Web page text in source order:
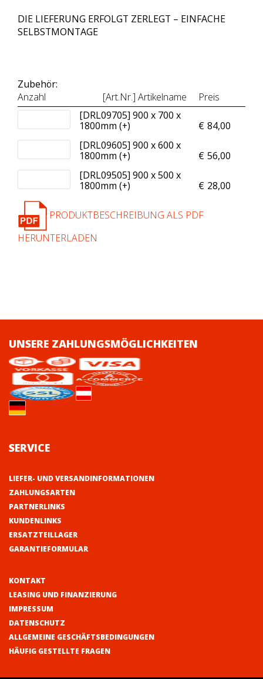
DIE LIEFERUNG ERFOLGT ZERLEGT – EINFACHE
SELBSTMONTAGE
Zubehör:
Anzahl
[Art.Nr.] Artikelname
Preis
[DRL09705] 900 x 700 x
1800mm (+
€ 84,00
)
[DRL09605] 900 x 600 x
1800mm (+
€ 56,00
)
[DRL09505] 900 x 500 x
1800mm (+
€ 28,00
)
PRODUKTBESCHREIBUNG ALS PDF
HERUNTERLADEN
UNSERE ZAHLUNGSMÖGLICHKEITEN
SERVICE
LIEFER- UND VERSANDINFORMATIONEN
ZAHLUNGSARTEN
PARTNERLINKS
KUNDENLINKS
ERSATZTEILLAGER
GARANTIEFORMULAR
KONTAKT
LEASING UND FINANZIERUNG
IMPRESSUM
DATENSCHUTZ
ALLGEMEINE GESCHÄFTSBEDINGUNGEN
HÄUFIG GESTELLTE FRAGEN